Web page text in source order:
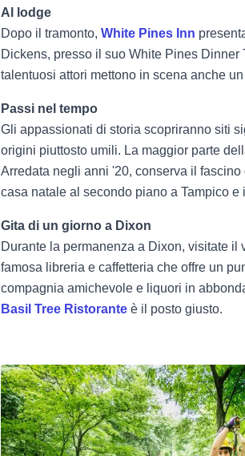
Al lodge
Dopo il tramonto, White Pines Inn
Dickens, presso il suo White Pines Dinner
talentuosi attori mettono in scena anche
Passi nel tempo
Gli appassionati di storia scopriranno siti
origini piuttosto umili. La maggior parte
Arredata negli anni '20, conserva il fascino
casa natale al secondo piano a Tampico e
Gita di un giorno a Dixon
Durante la permanenza a Dixon, visitate
famosa libreria e caffetteria che offre un
compagnia amichevole e liquori in
Basil Tree Ristorante è il posto giusto.